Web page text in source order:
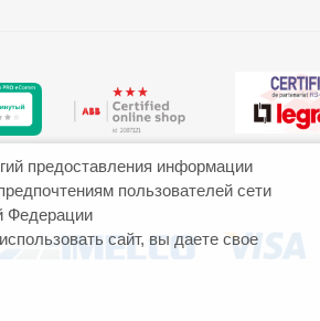
предоставления информации
пользователей сети
Федерации
сайт, вы даете свое